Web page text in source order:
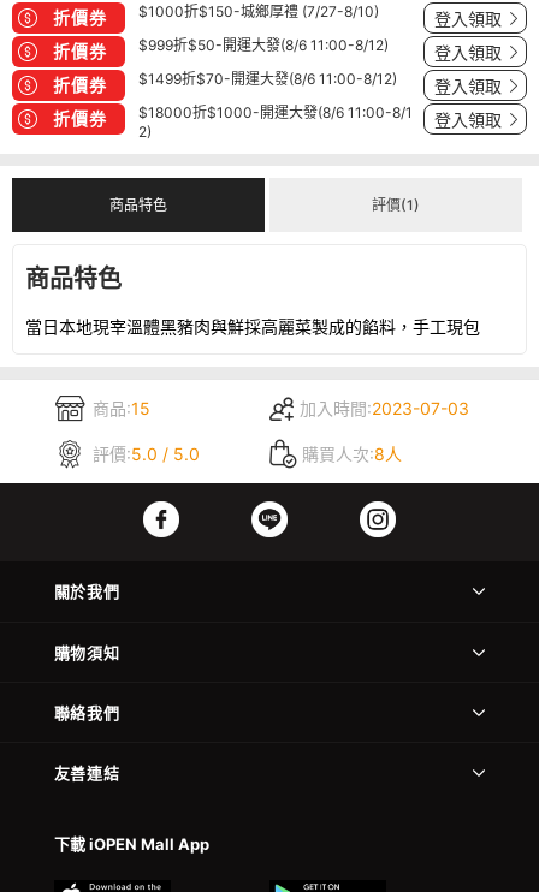
折價券 $1000折$150-城鄉厚禮 (7/27-8/10) 登入領取
折價券 $999折$50-開運大發(8/6 11:00-8/12) 登入領取
折價券 $1499折$70-開運大發(8/6 11:00-8/12) 登入領取
折價券
$18000折$1000-開運大發(8/6 11:00-8/1
2)
登入領取
商品特色 評價(1)
商品特色
當日本地現宰溫體黑豬肉與鮮採高麗菜製成的餡料，手工現包
商品:15 加入時間:2023-07-03
評價:5.0 / 5.0 購買人次:8人
關於我們
購物須知
聯絡我們
友善連結
下載 iOPEN Mall App